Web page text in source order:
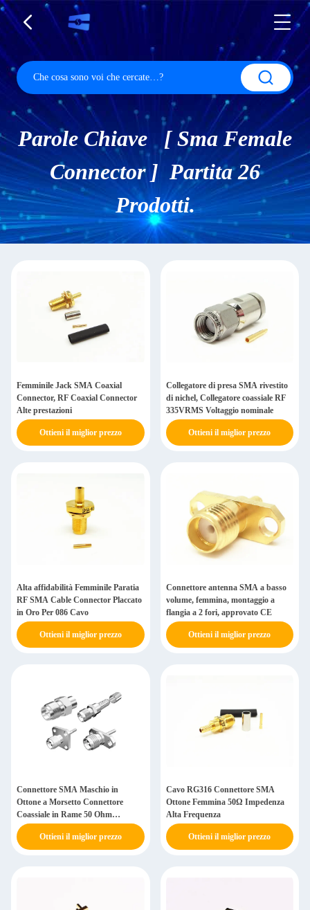
Parole Chiave [ Sma Female
Connector ] Partita 26
Prodotti.
Femminile Jack SMA Coaxial
Connector, RF Coaxial Connector
Alte prestazioni
Ottieni il miglior prezzo
Collegatore di presa SMA rivestito
di nichel, Collegatore coassiale RF
335VRMS Voltaggio nominale
Ottieni il miglior prezzo
Alta affidabilità Femminile Paratia
RF SMA Cable Connector Placcato
in Oro Per 086 Cavo
Ottieni il miglior prezzo
Connettore antenna SMA a basso
volume, femmina, montaggio a
flangia a 2 fori, approvato CE
Ottieni il miglior prezzo
Connettore SMA Maschio in
Ottone a Morsetto Connettore
Coassiale in Rame 50 Ohm
Conforme RoHS
Ottieni il miglior prezzo
Cavo RG316 Connettore SMA
Ottone Femmina 50Ω Impedenza
Alta Frequenza
Ottieni il miglior prezzo